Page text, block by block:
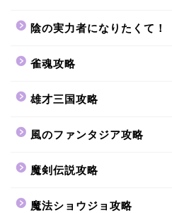
陰の実力者になりたくて！
雀魂攻略
雄才三国攻略
風のファンタジア攻略
魔剣伝説攻略
魔法ショウジョ攻略